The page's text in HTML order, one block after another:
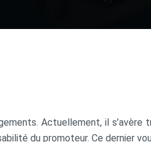
Actuellement, il
du promoteur. Ce dernier